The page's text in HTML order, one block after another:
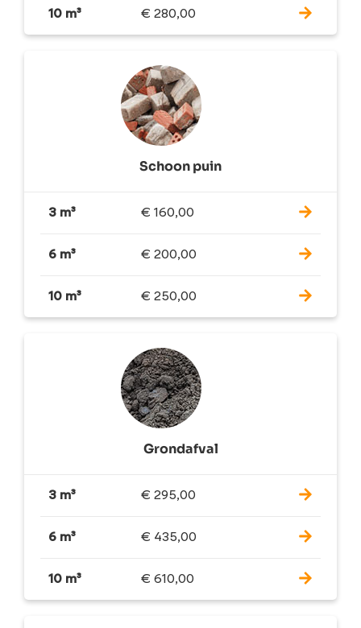
10 m³ € 280,00
Schoon puin
3 m³ € 160,00
6 m³ € 200,00
10 m³ € 250,00
Grondafval
3 m³ € 295,00
6 m³ € 435,00
10 m³ € 610,00